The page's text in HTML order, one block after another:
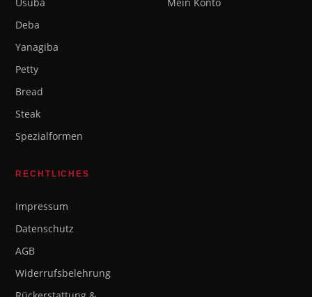
Usuba
Deba
Yanagiba
Petty
Bread
Steak
Spezialformen
Mein Konto
RECHTLICHES
Impressum
Datenschutz
AGB
Widerrufsbelehrung